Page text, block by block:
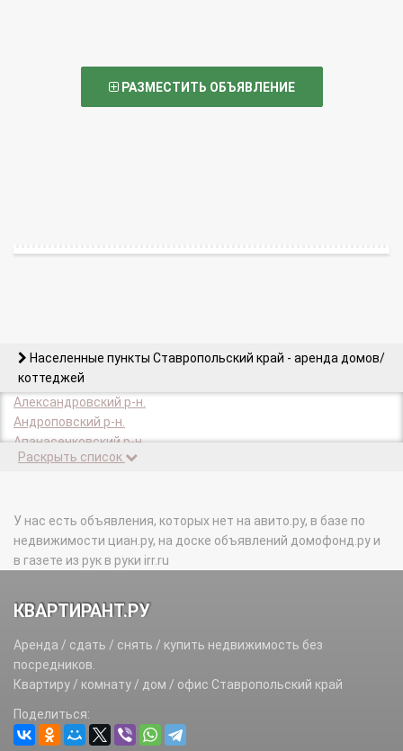
РАЗМЕСТИТЬ ОБЪЯВЛЕНИЕ
Населенные пункты Ставропольский край - аренда домов/
коттеджей
Александровский р-н.
Андроповский р-н.
Апанасенковский р-н.
Арзгирский р-н.
Буденновск г.
Буденновский р-н.
Георгиевск г.
Грачевский р-н.
Ессентуки г.
Железноводск г.
Зеленокумск г.
Изобильненский р-н.
Ипатово г.
Ипатовский р-н.
Раскрыть список
У нас есть объявления, которых нет на авито.ру, в базе по
недвижимости циан.ру, на доске объявлений домофонд.ру и
в газете из рук в руки irr.ru
КВАРТИРАНТ.РУ
Аренда / сдать / снять / купить недвижимость без
посредников.
Квартиру / комнату / дом / офис Ставропольский край
Поделиться: